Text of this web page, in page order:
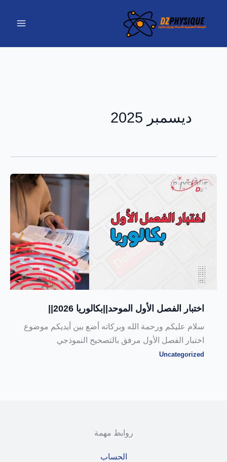
ديسمبر 2025
اختبار الفصل الأول الموحد||بكالوريا 2026||
سلام عليكم ورحمة الله وبركاته أضع بين أيديكم موضوع
اختبار الفصل الأول مرفق بالتصحيح النموذجي
Uncategorized
روابط مهمة
الحساب